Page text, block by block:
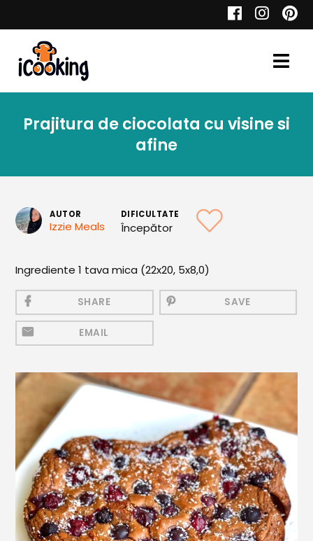
Retete
Toate Reţetele
Aperitive Calde
Aperitive Reci
Mezeluri
Ronțăieli
Băuturi
Băuturi calde
Băuturi reci
Cocktail-uri
Smoothies
Ceva Dulce
Biscuiți, Bomboane și
Prajitura de ciocolata cu visine si
afine
AUTOR
Izzie Meals
DIFICULTATE
Începător
Ingrediente 1 tava mica (22x20, 5x8,0)
SHARE SAVE
EMAIL